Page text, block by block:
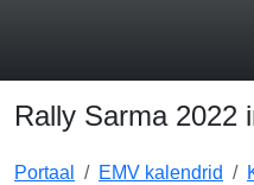
Rally Sarma 2022
Portaal EMV kalendrid